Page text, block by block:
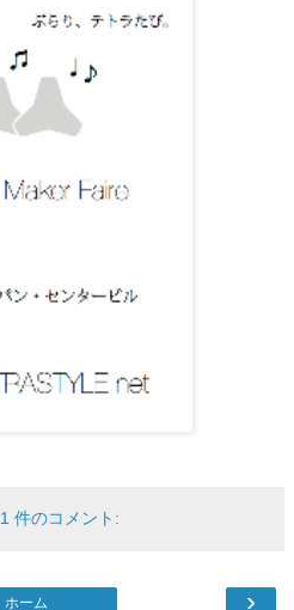
1 件のコメント:
›
ホーム